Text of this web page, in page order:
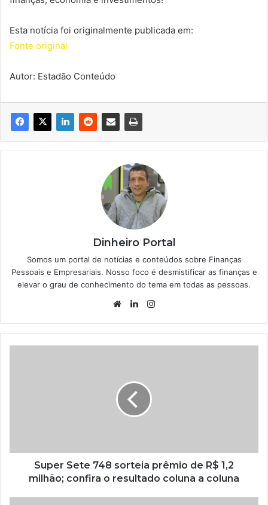
Esta notícia foi originalmente publicada em:
Fonte original
Autor: Estadão Conteúdo
Dinheiro Portal
Somos um portal de notícias e conteúdos sobre Finanças
Pessoais e Empresariais. Nosso foco é desmistificar as finanças e
elevar o grau de conhecimento do tema em todas as pessoas.
WebsiteLinkedin
Super Sete 748 sorteia prêmio de R$ 1,2
milhão; confira o resultado coluna a coluna